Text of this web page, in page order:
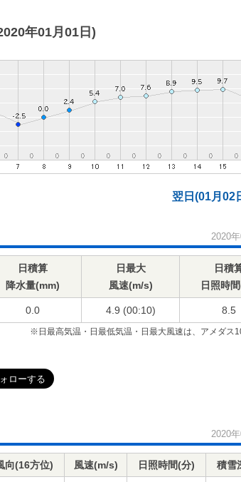
年01月01日)
翌日(01月02
2020
日積算
降水量(mm)
日最大
風速(m/s)
日積
日照時
0.0 4.9 (00:10) 8.5
※日最高気温・日最低気温・日最大風速は、アメダス
2020
向(16方位) 風速(m/s) 日照時間(分) 積雪